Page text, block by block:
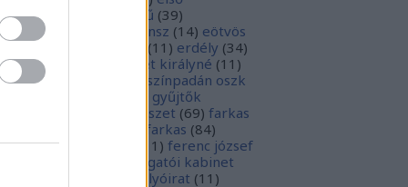
emlékmű (39)
ensz (14) eötvös
(11 ) erdély (34)
ferenc
erzsébet királyné (11 )
unió
európa színpadán oszk
ex libris gyűjtők
fametszet (69) farkas
farkas gábor farkas (84)
sári (11 11 ) ferenc józsef
főigazgatói kabinet
folyóirat (11 )